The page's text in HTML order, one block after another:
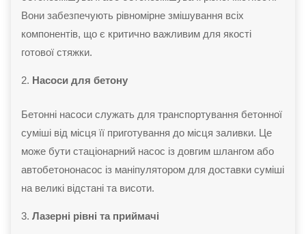
Вони забезпечують рівномірне змішування всіх
компонентів, що є критично важливим для якості
готової стяжки.
Насоси для бетону
Бетонні насоси служать для транспортування бетонної
суміші від місця її приготування до місця заливки. Це
може бути стаціонарний насос із довгим шлангом або
автобетононасос із маніпулятором для доставки суміші
на великі відстані та висоти.
Лазерні рівні та приймачі